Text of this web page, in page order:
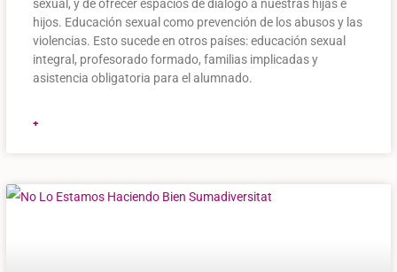
sexual, y de ofrecer espacios de diálogo a nuestras hijas e
hijos. Educación sexual como prevención de los abusos y las
violencias. Esto sucede en otros países: educación sexual
integral, profesorado formado, familias implicadas y
asistencia obligatoria para el alumnado.
+